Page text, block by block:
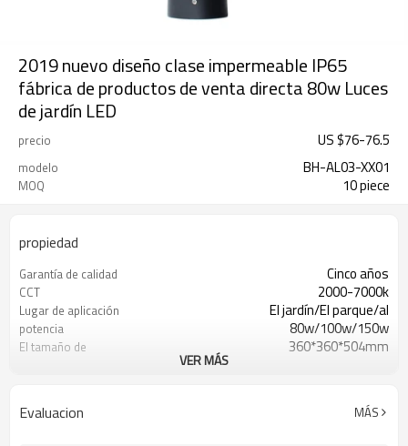
2019 nuevo diseño clase impermeable IP65
fábrica de productos de venta directa 80w Luces
de jardín LED
precio US $76-76.5
modelo BH-AL03-XX01
MOQ 10 piece
propiedad
Garantía de calidad Cinco años
CCT 2000-7000k
Lugar de aplicación El jardín/El parque/al
potencia 80w/100w/150w
El tamaño de 360*360*504mm
<20%
IP Rate 65
VER MÁS
Evaluacion MÁS